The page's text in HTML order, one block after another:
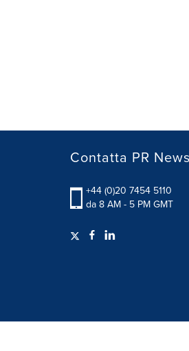
Contatta PR
+44 (0)20 7454 5110
da 8 AM - 5 PM GMT